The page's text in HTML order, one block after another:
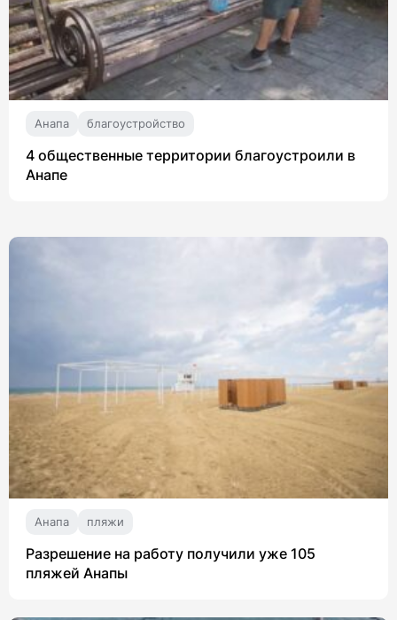
Анапа благоустройство
4 общественные территории благоустроили в
Анапе
Анапа пляжи
Разрешение на работу получили уже 105
пляжей Анапы